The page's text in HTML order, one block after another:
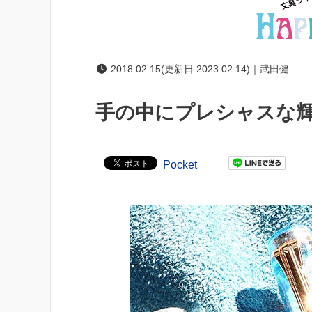
2018.02.15(更新日:2023.02.14)｜武田健
手の中にプレシャスな
Pocket